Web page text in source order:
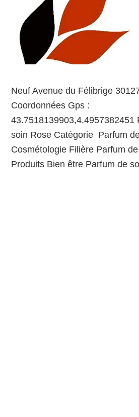
Neuf Avenue du Félibrige
Coordonnées Gps :
43.7518139903,4.4957382451
soin Rose Catégorie Parfum
Cosmétologie Filière Parfum
Produits Bien être Parfum de